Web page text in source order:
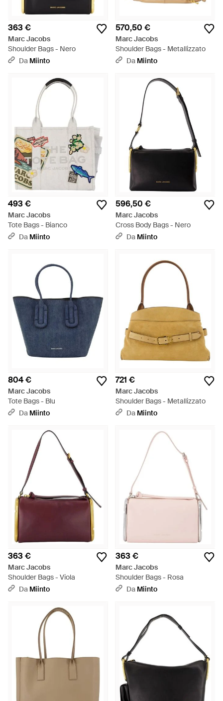
363 €
Marc Jacobs
Shoulder Bags - Nero
Da Miinto
570,50 €
Marc Jacobs
Shoulder Bags - Metallizzato
Da Miinto
493 €
Marc Jacobs
Tote Bags - Bianco
Da Miinto
596,50 €
Marc Jacobs
Cross Body Bags - Nero
Da Miinto
804 €
Marc Jacobs
Tote Bags - Blu
Da Miinto
721 €
Marc Jacobs
Shoulder Bags - Metallizzato
Da Miinto
363 €
Marc Jacobs
Shoulder Bags - Viola
Da Miinto
363 €
Marc Jacobs
Shoulder Bags - Rosa
Da Miinto